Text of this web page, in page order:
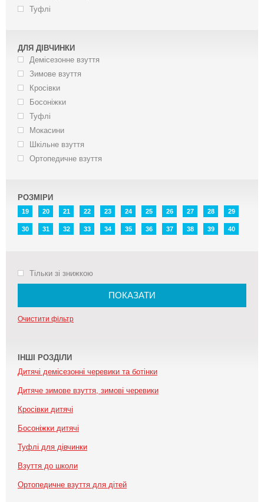
Туфлі
ДЛЯ ДІВЧИНКИ
Демісезонне взуття
Зимове взуття
Кросівки
Босоніжки
Туфлі
Мокасини
Шкільне взуття
Ортопедичне взуття
РОЗМІРИ
19 20 21 22 23 24 25 26 27 28 29
30 31 32 33 34 35 36 37 38 39 40
Тільки зі знижкою
ПОКАЗАТИ
Очистити фільтр
ІНШІ РОЗДІЛИ
Дитячі демісезонні черевики та ботінки
Дитяче зимове взуття, зимові черевики
Кросівки дитячі
Босоніжки дитячі
Туфлі для дівчинки
Взуття до школи
Ортопедичне взуття для дітей